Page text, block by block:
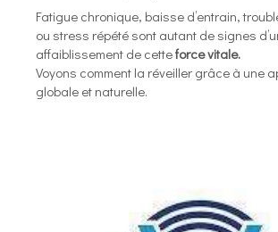
Fatigue chronique, baisse d’entrain,
ou stress répété sont autant de signes
affaiblissement de cetteforce vitale.
Voyons comment la réveiller grâce à une
globale et naturelle.